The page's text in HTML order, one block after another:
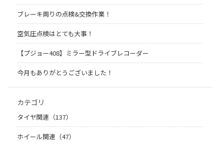
ブレーキ周りの点検&交換作業！
空気圧点検はとても大事！
【プジョー408】ミラー型ドライブレコーダー
今月もありがとうございました！
カテゴリ
タイヤ関連（137）
ホイール関連（47）